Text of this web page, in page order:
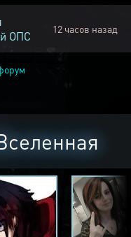
ОПС
12 часов назад